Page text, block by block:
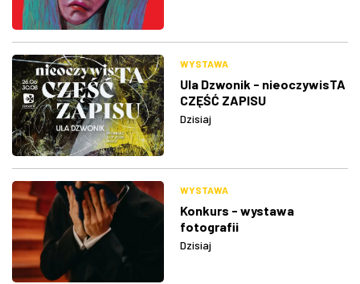
WYSTAWA
Ula Dzwonik - nieoczywisTA
CZĘŚĆ ZAPISU
Dzisiaj
WYSTAWA
Konkurs - wystawa
fotografii
Dzisiaj